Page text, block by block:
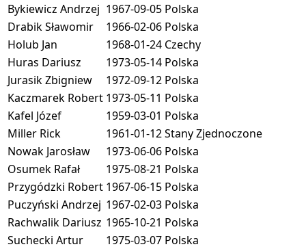
Bykiewicz Andrzej 1967-09-05 Polska
Drabik Sławomir
1966-02-06 Polska
Holub Jan
1968-01-24 Czechy
Huras Dariusz
1973-05-14 Polska
Jurasik Zbigniew
1972-09-12 Polska
Kaczmarek Robert 1973-05-11 Polska
Kafel Józef
1959-03-01 Polska
Miller Rick
1961-01-12Stany Zjednoczone
Nowak Jarosław
1973-06-06 Polska
Osumek Rafał
1975-08-21 Polska
Przygódzki Robert 1967-06-15 Polska
Puczyński Andrzej 1967-02-03 Polska
Rachwalik Dariusz 1965-10-21 Polska
Suchecki Artur
1975-03-07 Polska